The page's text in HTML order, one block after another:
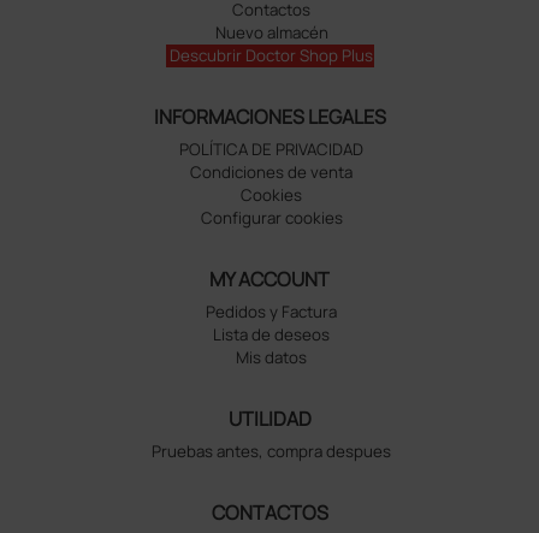
Contactos
Nuevo almacén
Descubrir Doctor Shop Plus
INFORMACIONES LEGALES
POLÍTICA DE PRIVACIDAD
Condiciones de venta
Cookies
Configurar cookies
MY ACCOUNT
Pedidos y Factura
Lista de deseos
Mis datos
UTILIDAD
Pruebas antes, compra despues
CONTACTOS